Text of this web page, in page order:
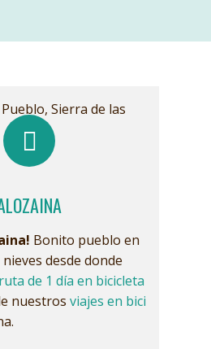
Bonito pueblo en
desde donde
ruta de 1 día en bicicleta
nuestros viajes en bici